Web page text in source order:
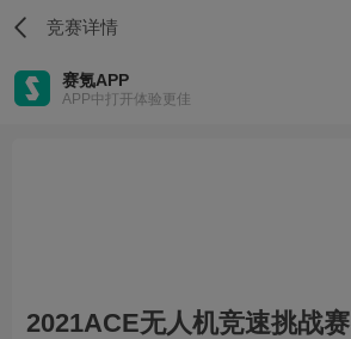
竞赛详情
赛氪APP
APP中打开体验更佳
2021ACE无人机竞速挑战赛